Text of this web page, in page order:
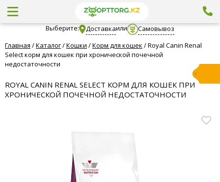
Выберите: Доставкаили
Самовывоз
Главная /Каталог/Кошки /Корм для кошек /Royal Canin Renal
Select корм для кошек при хронической почечной
недостаточности
ROYAL CANIN RENAL SELECT КОРМ ДЛЯ КОШЕК ПРИ
ХРОНИЧЕСКОЙ ПОЧЕЧНОЙ НЕДОСТАТОЧНОСТИ